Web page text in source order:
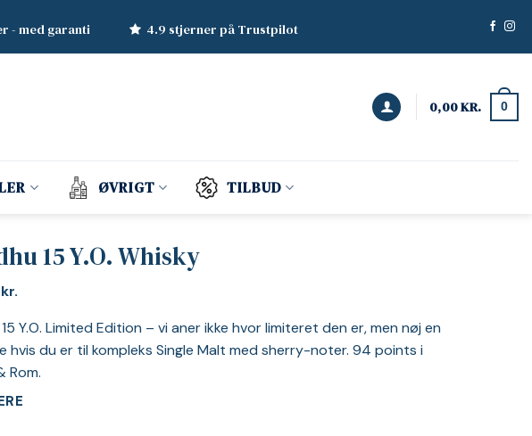
- med garanti 4.9 stjerner på Trustpilot
0,00KR. 0
ØVRIGT TILBUD
15 Y.O. Whisky
kr.
Y.O. Limited Edition – vi aner ikke hvor limiteret den er, men nøj en
hvis du er til kompleks Single Malt med sherry-noter. 94 points i
Rom.